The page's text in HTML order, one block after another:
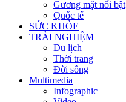
Gương mặt nổi bật
Quốc tế
SỨC KHỎE
TRẢI NGHIỆM
Du lịch
Thời trang
Đời sống
Multimedia
Infographic